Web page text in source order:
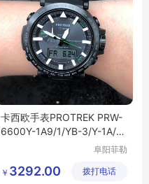
卡西欧手表PROTREK PRW-
6600Y-1A9/1/YB-3/Y-1A/F
阜阳菲勒
公司
￥ 3292.00 拨打电话